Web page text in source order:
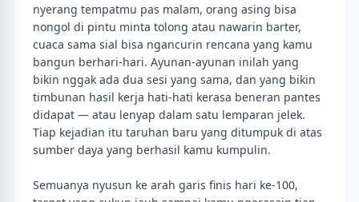
nyerang tempatmu pas malam, orang asing bisa
nongol di pintu minta tolong atau nawarin barter,
cuaca sama sial bisa ngancurin rencana yang kamu
bangun berhari-hari. Ayunan-ayunan inilah yang
bikin nggak ada dua sesi yang sama, dan yang bikin
timbunan hasil kerja hati-hati kerasa beneran pantes
didapat — atau lenyap dalam satu lemparan jelek.
Tiap kejadian itu taruhan baru yang ditumpuk di atas
sumber daya yang berhasil kamu kumpulin.
Semuanya nyusun ke arah garis finis hari ke-100,